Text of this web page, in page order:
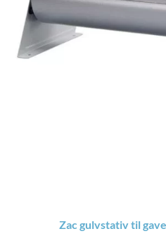
Zac gulvstativ til